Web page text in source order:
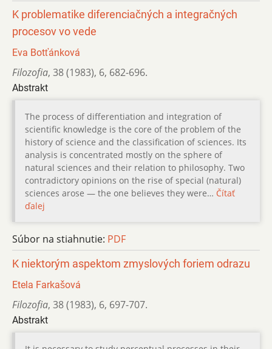
K problematike diferenciačných a integračných
procesov vo vede
Eva Botťánková
Filozofia, 38 (1983), 6, 682-696.
Abstrakt
The process of differentiation and integration of
scientific knowledge is the core of the problem of the
history of science and the classification of sciences. Its
analysis is concentrated mostly on the sphere of
natural sciences and their relation to philosophy. Two
contradictory opinions on the rise of special (natural)
sciences arose — the one believes they were… Čítať
ďalej
Súbor na stiahnutie: PDF
K niektorým aspektom zmyslových foriem odrazu
Etela Farkašová
Filozofia, 38 (1983), 6, 697-707.
Abstrakt